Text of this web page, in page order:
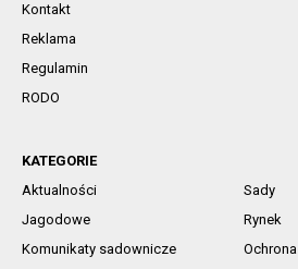
Kontakt
Reklama
Regulamin
RODO
KATEGORIE
Aktualności
Sady
Jagodowe
Rynek
Komunikaty sadownicze
Ochrona